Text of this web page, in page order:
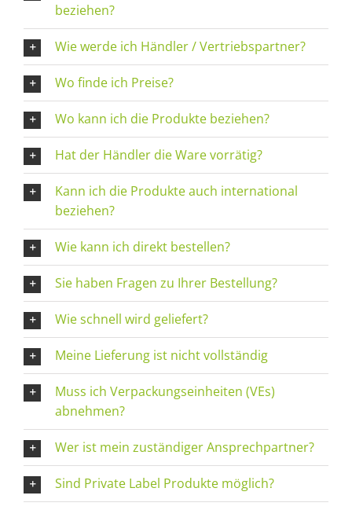
beziehen?
Wie werde ich Händler / Vertriebspartner?
Wo finde ich Preise?
Wo kann ich die Produkte beziehen?
Hat der Händler die Ware vorrätig?
Kann ich die Produkte auch international
beziehen?
Wie kann ich direkt bestellen?
Sie haben Fragen zu Ihrer Bestellung?
Wie schnell wird geliefert?
Meine Lieferung ist nicht vollständig
Muss ich Verpackungseinheiten (VEs)
abnehmen?
Wer ist mein zuständiger Ansprechpartner?
Sind Private Label Produkte möglich?